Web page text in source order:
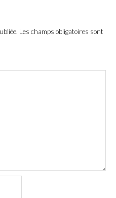
Les champs obligatoires sont